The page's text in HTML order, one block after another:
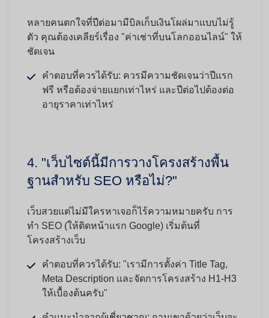
หลายคนตกใจที่ปีต่อมามีบิลเก็บเงินโผล่มาแบบไม่รู้
ตัว คุณต้องเคลียร์เรื่อง "ค่าเช่าที่บนโลกออนไลน์" ให้
ชัดเจน
คำตอบที่ควรได้รับ: ควรมีความชัดเจนว่าปีแรก
ฟรี หรือต้องจ่ายแยกเท่าไหร่ และปีต่อไปต้องต่อ
อายุราคาเท่าไหร่
4. "เว็บไซต์นี้มีการวางโครงสร้างพื้น
ฐานสำหรับ SEO หรือไม่?"
เว็บสวยแต่ไม่มีใครหาเจอก็ไร้ความหมายครับ การ
ทำ SEO (ให้ติดหน้าแรก Google) เริ่มต้นที่
โครงสร้างเว็บ
คำตอบที่ควรได้รับ: "เรามีการตั้งค่า Title Tag,
Meta Description และจัดการโครงสร้าง H1-H3
ให้เบื้องต้นครับ"